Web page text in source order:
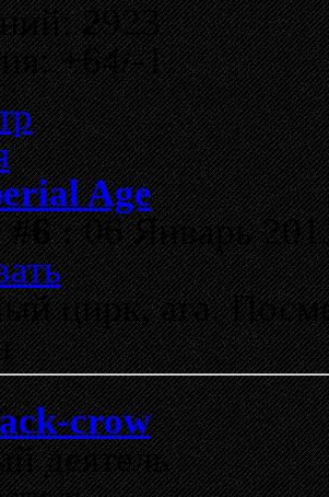
2923
+64/-1
Age
#6 :06 Январь
цирк, ага.
crow
деятель